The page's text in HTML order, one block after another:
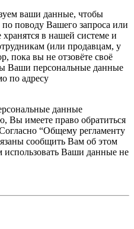
ваши данные, чтобы
по поводу Вашего запроса или
в нашей системе и
(или продавцам, у
пока вы не отзовёте своё
Ваши персональные данные
по адресу
данные
Вы имеете право обратиться
“Общему регламенту
сообщить Вам об этом
использовать Ваши данные не